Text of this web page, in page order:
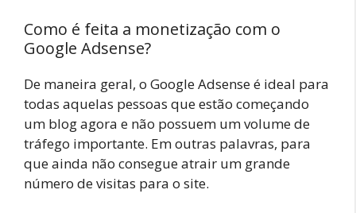
Como é feita a monetização com o
Google Adsense?
De maneira geral, o Google Adsense é ideal para
todas aquelas pessoas que estão começando
um blog agora e não possuem um volume de
tráfego importante. Em outras palavras, para
que ainda não consegue atrair um grande
número de visitas para o site.